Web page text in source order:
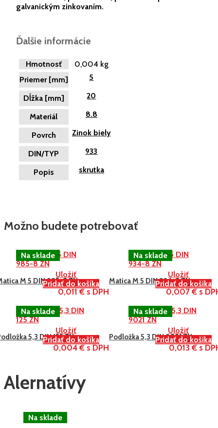
galvanickým zinkovaním.
Ďalšie informácie
Hmotnosť
0,004 kg
Priemer [mm]
5
Dĺžka [mm] 20
Materiál 8.8
Povrch Zinok biely
DIN/TYP 933
Popis skrutka
Možno budete potrebovať
Uložiť
Pridať do košíka
M 5 DIN 985-8 ZN
0,011 € s DPH
Uložiť
Pridať do košíka
Matica M 5 DIN 934-8 ZN
0,007 € s
Uložiť
Pridať do košíka
5,3 DIN 125 ZN
0,004 € s DPH
Uložiť
Pridať do košíka
Podložka 5,3 DIN 9021 ZN
0,013 € s
Alernatívy